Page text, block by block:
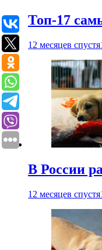
Топ-17
12 месяцев спустя
В России
12 месяцев спустя